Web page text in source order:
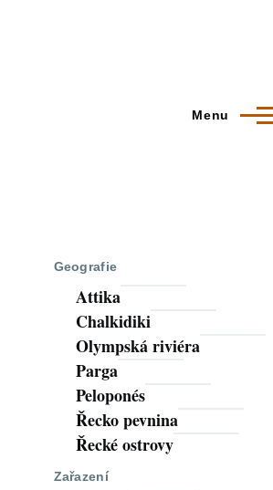
Menu
Geografie
Attika
Chalkidiki
Olympská riviéra
Parga
Peloponés
Řecko pevnina
Řecké ostrovy
Zařazení